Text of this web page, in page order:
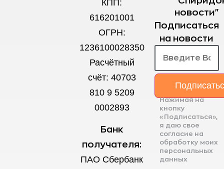
КПП:
616201001
ОГРН:
1236100028350
Расчётный
счёт: 40703
810 9 5209
0002893
Банк
получателя:
ПАО Сбербанк
новости"
Подписаться
на новости
Нажимая на
кнопку
«Подписаться»,
я даю свое
согласие на
обработку моих
персональных
данных